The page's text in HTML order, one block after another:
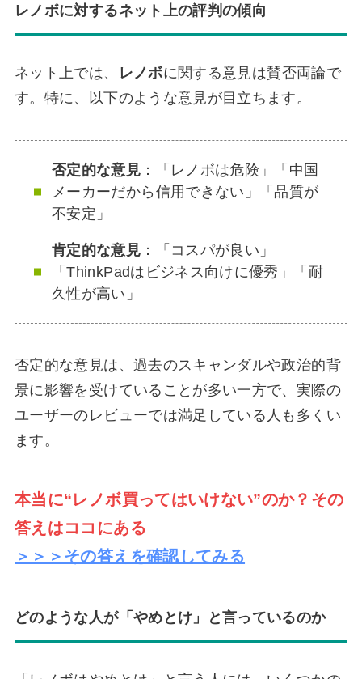
レノボに対するネット上の評判の傾向
ネット上では、 レノボに関する意見は賛否両論で
す。特に、以下のような意見が目立ちます。
否定的な意見 ：「レノボは危険」「中国
メーカーだから信用できない」「品質が
不安定」
肯定的な意見 ：「コスパが良い」
「ThinkPadはビジネス向けに優秀」「耐
久性が高い」
否定的な意見は、過去のスキャンダルや政治的背
景に影響を受けていることが多い一方で、実際の
ユーザーのレビューでは満足している人も多くい
ます。
本当に“レノボ買ってはいけない”のか？その
答えはココにある
＞＞＞その答えを確認してみる
どのような人が「やめとけ」と言っているのか